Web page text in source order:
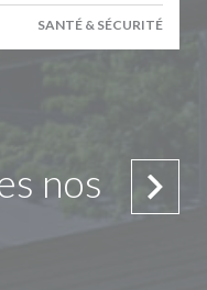
SANTÉ & SÉCURITÉ
nos